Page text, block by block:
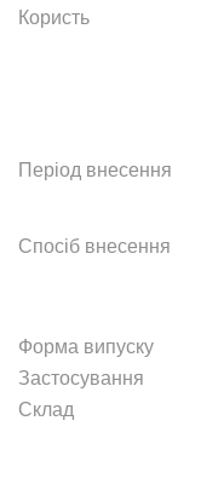
Користь
Період внесення
Спосіб внесення
Форма випуску
Застосування
Склад